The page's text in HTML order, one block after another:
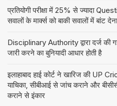
प्रतियोगी परीक्षा में 25% से ज्यादा
सवालों के मार्क्स को बाकी सवालों में बांट
Disciplinary Authority द्वारा दर्ज की
जारी करने का बुनियादी आधार होती है
इलाहाबाद हाई कोर्ट ने खारिज की UP
याचिका, सीबीआई से जांच कराने और
कराने से इंकार